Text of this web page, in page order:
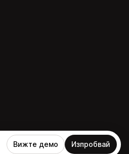
Вижте демо Изпробвай